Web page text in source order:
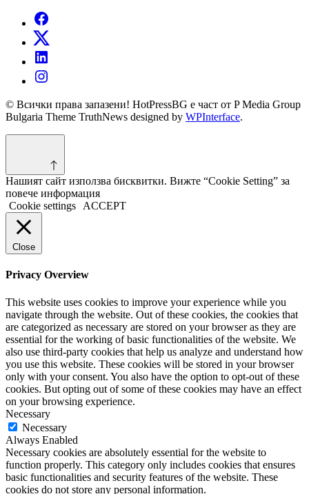
© Всички права запазени! HotPressBG е част от P Media Group
Bulgaria Theme TruthNews designed by WPInterface.
Нашият сайт използва бисквитки. Вижте “Cookie Setting” за
повече информация
Cookie settings
ACCEPT
Close
Privacy Overview
This website uses cookies to improve your experience while you
navigate through the website. Out of these cookies, the cookies that
are categorized as necessary are stored on your browser as they are
essential for the working of basic functionalities of the website. We
also use third-party cookies that help us analyze and understand how
you use this website. These cookies will be stored in your browser
only with your consent. You also have the option to opt-out of these
cookies. But opting out of some of these cookies may have an effect
on your browsing experience.
Necessary
Necessary
Always Enabled
Necessary cookies are absolutely essential for the website to
function properly. This category only includes cookies that ensures
basic functionalities and security features of the website. These
cookies do not store any personal information.